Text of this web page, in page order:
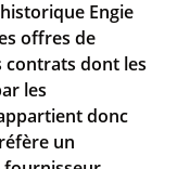
Engie
offres de
contrats dont les
les
donc
un